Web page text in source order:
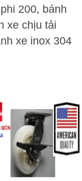
200, bánh
xe chịu tải
xe inox 304